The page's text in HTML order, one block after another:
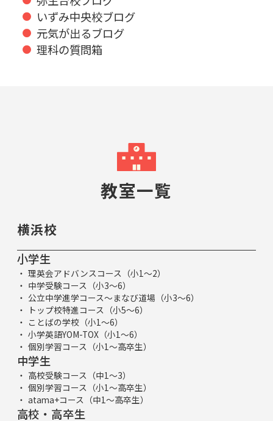
いずみ中央校ブログ
元気が出るブログ
理科の質問箱
教室一覧
横浜校
小学生
理英会アドバンスコース（小1～2）
中学受験コース（小3～6）
公立中学進学コース～まなび道場（小3～6）
トップ校特進コース（小5～6）
ことばの学校（小1～6）
小学英語YOM-TOX（小1～6）
個別学習コース（小1～高卒生）
中学生
高校受験コース（中1～3）
個別学習コース（小1～高卒生）
atama+コース（中1～高卒生）
高校・高卒生